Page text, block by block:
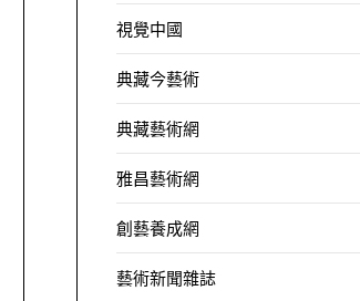
視覺中國
典藏今藝術
典藏藝術網
雅昌藝術網
創藝養成網
藝術新聞雜誌